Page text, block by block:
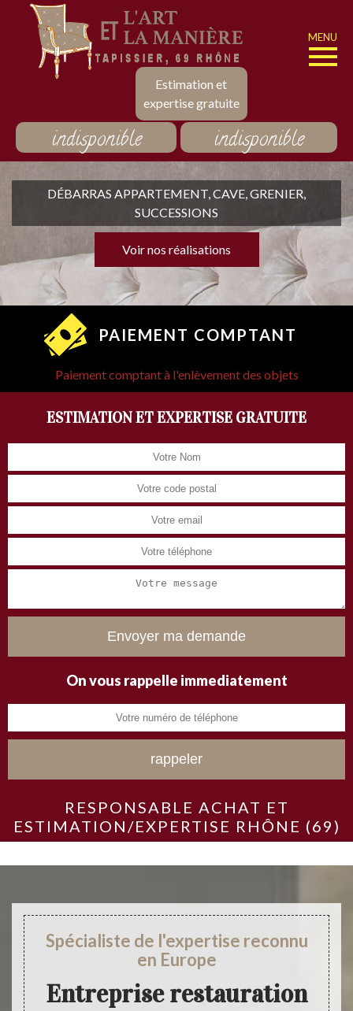
Estimation et
expertise gratuite
MENU
indisponible indisponible
DÉBARRAS APPARTEMENT, CAVE, GRENIER,
SUCCESSIONS
Voir nos réalisations
PAIEMENT COMPTANT
Paiement comptant à l'enlèvement des objets
ESTIMATION ET EXPERTISE GRATUITE
On vous rappelle immediatement
RESPONSABLE ACHAT ET
ESTIMATION/EXPERTISE RHÔNE (69)
Spécialiste de l'expertise reconnu
en Europe
Entreprise restauration